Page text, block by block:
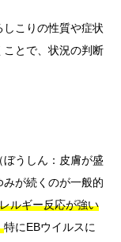
こりの性質や症状
とで、状況の判断
うしん：皮膚が盛
が続くのが一般的
ルギー反応が強い
特にEBウイルスに